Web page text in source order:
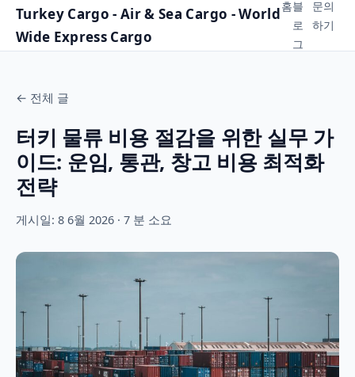
Turkey Cargo - Air & Sea Cargo - World
Wide Express Cargo
홈블
로
그
문의
하기
← 전체 글
터키 물류 비용 절감을 위한 실무 가
이드: 운임, 통관, 창고 비용 최적화
전략
게시일: 8 6월 2026 · 7 분 소요